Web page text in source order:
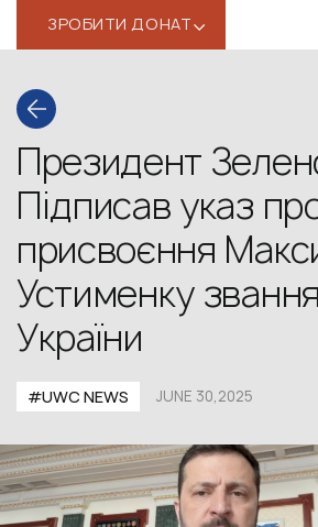
ЗРОБИТИ ДОНАТ‹
Президент
Підписав указ
присвоєння
Устименку
України
#UWС NEWS JUNE 30,2025